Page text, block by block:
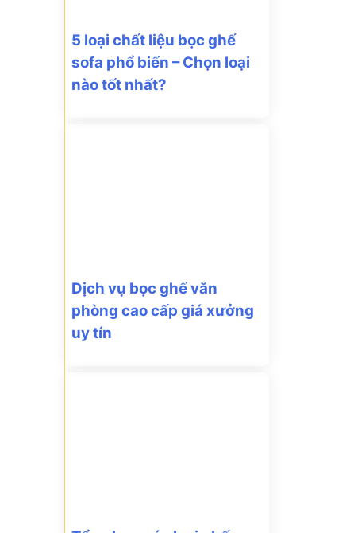
5 loại chất liệu bọc ghế
sofa phổ biến – Chọn loại
nào tốt nhất?
Dịch vụ bọc ghế văn
phòng cao cấp giá xưởng
uy tín